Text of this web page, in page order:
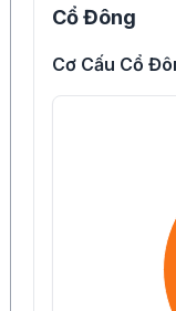
Cổ Đông
Cơ Cấu Cổ